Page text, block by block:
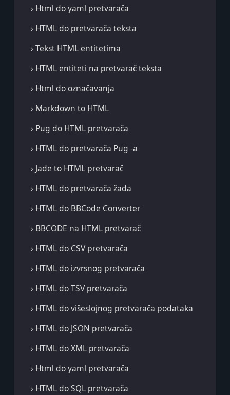
› Html do yaml pretvarača
› HTML do pretvarača teksta
› Tekst HTML entitetima
› HTML entiteti na pretvarač teksta
› Html do označavanja
› Markdown to HTML
› Pug do HTML pretvarača
› HTML do pretvarača Pug -a
› Jade to HTML pretvarač
› HTML do pretvarača žada
› HTML do BBCode Converter
› BBCODE na HTML pretvarač
› HTML do CSV pretvarača
› HTML do izvrsnog pretvarača
› HTML do TSV pretvarača
› HTML do višeslojnog pretvarača podataka
› HTML do JSON pretvarača
› HTML do XML pretvarača
› Html do yaml pretvarača
› HTML do SQL pretvarača